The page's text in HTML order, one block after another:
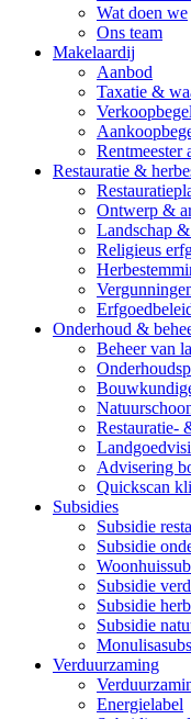
Wat doen we
Ons team
Makelaardij
Aanbod
Taxatie &
Rentmeester
Restauratie &
Ontwerp &
Landschap
Religieus
Onderhoud &
Beheer van
Restauratie-
Advisering
Quickscan
Subsidies
Subsidie
Subsidie
Subsidie
Subsidie
Subsidie
Verduurzaming
Energielabel